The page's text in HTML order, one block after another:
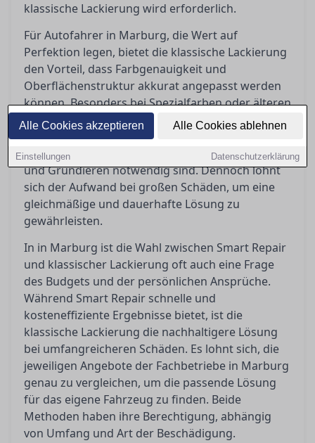
Alle Cookies akzeptieren Alle Cookies ablehnen
Einstellungen Datenschutzerklärung
klassische Lackierung wird erforderlich.
Für Autofahrer in Marburg, die Wert auf
Perfektion legen, bietet die klassische Lackierung
den Vorteil, dass Farbgenauigkeit und
Oberflächenstruktur akkurat angepasst werden
können. Besonders bei Spezialfarben oder älteren
Modellen kann das wichtig sein, um den
Originalzustand zu bewahren. Diese Methode ist
zeitaufwendiger, da Vorbereitungen wie Schleifen
und Grundieren notwendig sind. Dennoch lohnt
sich der Aufwand bei großen Schäden, um eine
gleichmäßige und dauerhafte Lösung zu
gewährleisten.
In in Marburg ist die Wahl zwischen Smart Repair
und klassischer Lackierung oft auch eine Frage
des Budgets und der persönlichen Ansprüche.
Während Smart Repair schnelle und
kosteneffiziente Ergebnisse bietet, ist die
klassische Lackierung die nachhaltigere Lösung
bei umfangreicheren Schäden. Es lohnt sich, die
jeweiligen Angebote der Fachbetriebe in Marburg
genau zu vergleichen, um die passende Lösung
für das eigene Fahrzeug zu finden. Beide
Methoden haben ihre Berechtigung, abhängig
von Umfang und Art der Beschädigung.